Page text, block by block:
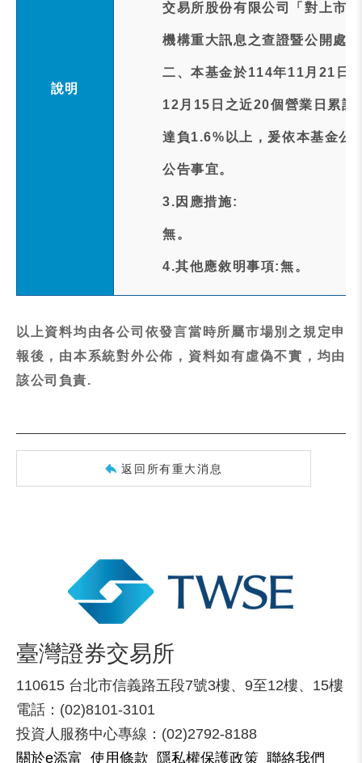
說明
交易所股份有限公司「對上市
機構重大訊息之查證暨公開處
二、本基金於114年11月21日
12月15日之近20個營業日累
達負1.6%以上，爰依本基金公
公告事宜。
3.因應措施:
無。
4.其他應敘明事項:無。
以上資料均由各公司依發言當時所屬市場別之規定申
報後，由本系統對外公佈，資料如有虛偽不實，均由
該公司負責.
返回所有重大消息
臺灣證券交易所
110615 台北市信義路五段7號3樓、9至12樓、15樓
電話：(02)8101-3101
投資人服務中心專線：(02)2792-8188
關於e添富 使用條款 隱私權保護政策 聯絡我們